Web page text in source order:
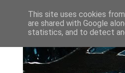
This site uses cookies
are shared with Google
statistics, and to detect